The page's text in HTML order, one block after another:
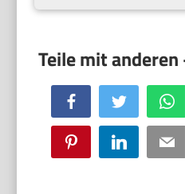
Facebook Twitter
Pinterest LinkedIn